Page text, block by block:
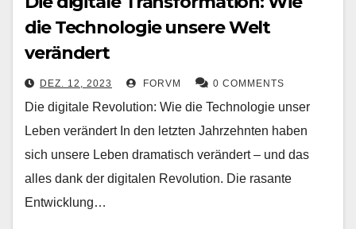
die Technologie unsere Welt
verändert
DEZ. 12, 2023 FORVM 0 COMMENTS
Die digitale Revolution: Wie die Technologie unser
Leben verändert In den letzten Jahrzehnten haben
sich unsere Leben dramatisch verändert – und das
alles dank der digitalen Revolution. Die rasante
Entwicklung…